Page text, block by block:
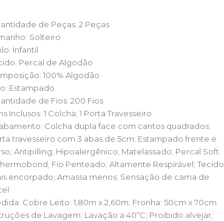
de Peças:2 Peças
Solteiro
Infantil
Percal de Algodão
100% Algodão
Estampado
de Fios:200 Fios
Inclusos:1 Colcha; 1 Porta Travesseiro
Colcha dupla face com cantos quadrados;
travesseiro com 3 abas de 5cm; Estampado frente e
Antipilling; Hipoalergênico; Matelassado; Percal Soft
Fio Penteado; Altamente Respirável; Tecido
encorpado; Amassa menos; Sensação de cama de
Cobre Leito: 1,80m x 2,60m; Fronha: 50cm x 70cm
de Lavagem: Lavação a 40ºC; Proibido alvejar;